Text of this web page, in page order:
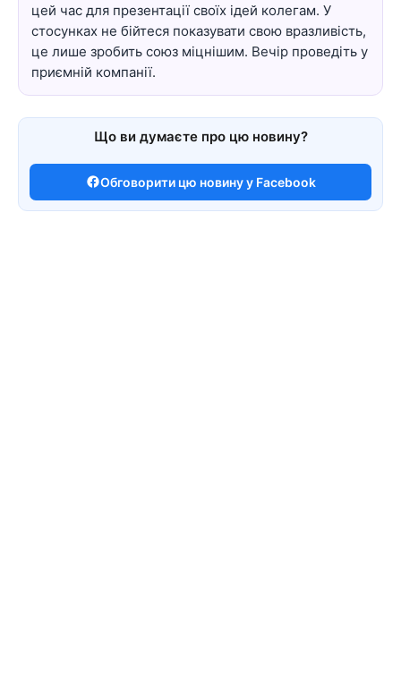
цей час для презентації своїх ідей колегам. У
стосунках не бійтеся показувати свою вразливість,
це лише зробить союз міцнішим. Вечір проведіть у
приємній компанії.
Що ви думаєте про цю новину?
Обговорити цю новину у Facebook